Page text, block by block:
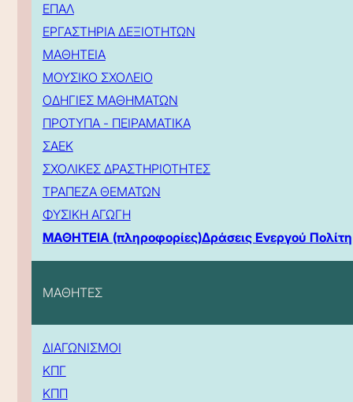
ΕΠΑΛ
ΕΡΓΑΣΤΗΡΙΑ ΔΕΞΙΟΤΗΤΩΝ
ΜΑΘΗΤΕΙΑ
ΜΟΥΣΙΚΟ ΣΧΟΛΕΙΟ
ΟΔΗΓΙΕΣ ΜΑΘΗΜΑΤΩΝ
ΠΡΟΤΥΠΑ - ΠΕΙΡΑΜΑΤΙΚΑ
ΣΑΕΚ
ΣΧΟΛΙΚΕΣ ΔΡΑΣΤΗΡΙΟΤΗΤΕΣ
ΤΡΑΠΕΖΑ ΘΕΜΑΤΩΝ
ΦΥΣΙΚΗ ΑΓΩΓΗ
ΜΑΘΗΤΕΙΑ (πληροφορίες)Δράσεις Ενεργού Πολίτη
ΜΑΘΗΤΕΣ
ΔΙΑΓΩΝΙΣΜΟΙ
ΚΠΓ
ΚΠΠ